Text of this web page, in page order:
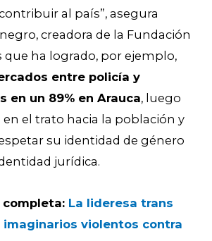
al país”, asegura
creadora de la Fundación
que ha logrado, por ejemplo,
entre policía y
en un 89% en Arauca, luego
el trato hacia la población y
su identidad de género
jurídica.
La lideresa trans
imaginarios violentos contra